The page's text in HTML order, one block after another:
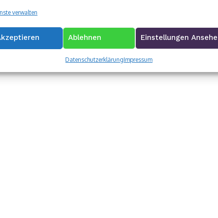
verwalten
Ablehnen Einstellungen
DatenschutzerklärungImpressum